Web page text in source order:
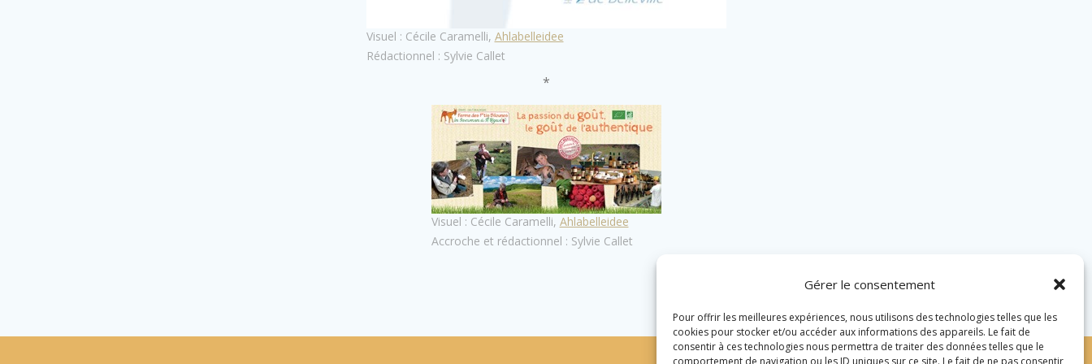
Gérer le consentement
Pour offrir les meilleures expériences, nous utilisons des technologies telles que les
cookies pour stocker et/ou accéder aux informations des appareils. Le fait de
consentir à ces technologies nous permettra de traiter des données telles que le
comportement de navigation ou les ID uniques sur ce site. Le fait de ne pas consentir
Visuel : Cécile Caramelli, Ahlabelleidee
Rédactionnel : Sylvie Callet
*
Visuel : Cécile Caramelli, Ahlabelleidee
Accroche et rédactionnel : Sylvie Callet